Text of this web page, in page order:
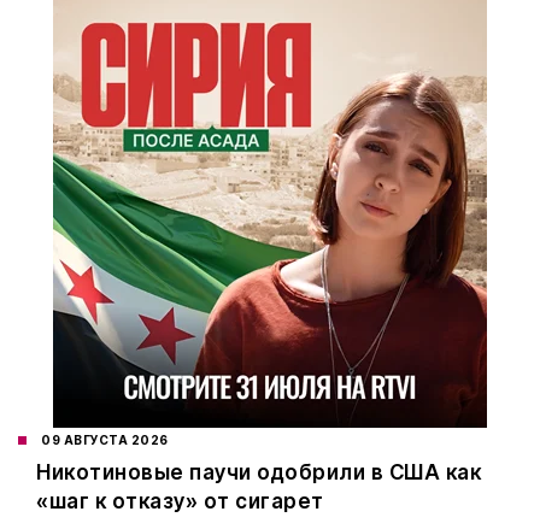
09 АВГУСТА 2026
Никотиновые паучи одобрили в США как
«шаг к отказу» от сигарет